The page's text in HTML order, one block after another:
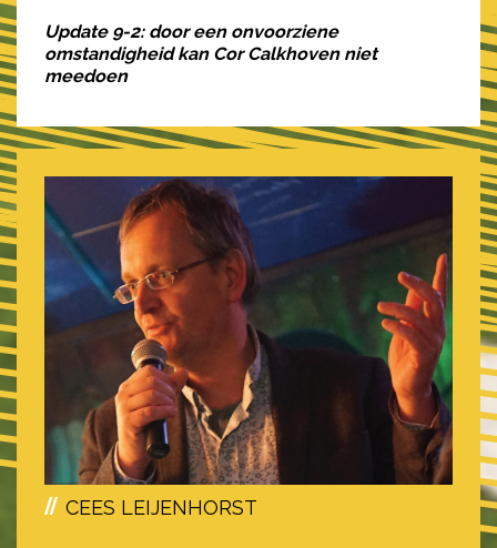
Update 9-2: door een onvoorziene
omstandigheid kan Cor Calkhoven niet
meedoen
CEES LEIJENHORST